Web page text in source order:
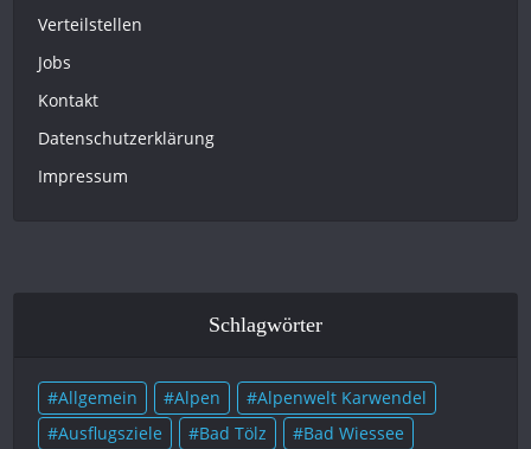
Verteilstellen
Jobs
Kontakt
Datenschutzerklärung
Impressum
Schlagwörter
Allgemein Alpen
Alpenwelt Karwendel
Ausflugsziele
Bad Tölz
Bad Wiessee